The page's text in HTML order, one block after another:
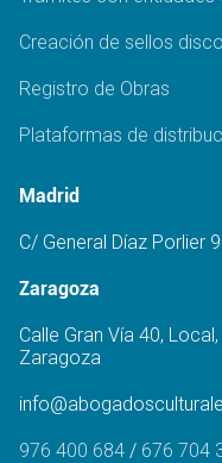
Creación de sellos
Registro de Obras
Plataformas de
Madrid
C/ General Díaz Porlier
Zaragoza
Calle Gran Vía 40,
Zaragoza
976 400 684 / 676 704